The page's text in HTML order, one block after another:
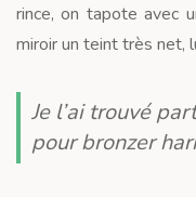
rince, on tapote avec
miroir un teint très net,
Je l’ai trouvé
pour bronzer